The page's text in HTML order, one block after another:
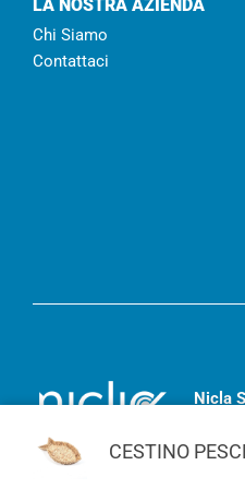
LA NOSTRA AZIENDA
Chi Siamo
Contattaci
Nicla
CESTINO